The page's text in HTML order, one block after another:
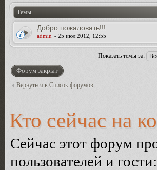
Темы
Добро пожаловать!!!
admin » 25 июл 2012, 12:55
Показать темы за:
Форум закрыт
Вернуться в Список форумов
Кто сейчас на
Сейчас этот форум
пользователей и